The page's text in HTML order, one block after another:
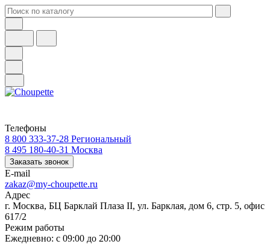
Телефоны
8 800 333-37-28 Региональный
8 495 180-40-31 Москва
Заказать звонок
E-mail
zakaz@my-choupette.ru
Адрес
г. Москва, БЦ Барклай Плаза II, ул. Барклая, дом 6, стр. 5, офис
617/2
Режим работы
Ежедневно: с 09:00 до 20:00